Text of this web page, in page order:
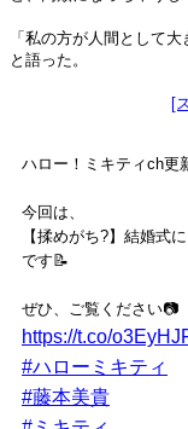
「私の方が人間として
と語った。
[
ハロー！ミキティch更
今回は、
【揉めがち?】結婚式
です📝
ぜひ、ご覧ください📷
https://t.co/
#ハローミキティ
#藤本美貴